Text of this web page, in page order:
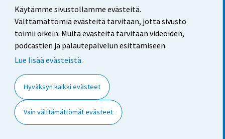
Käytämme sivustollamme evästeitä.
Välttämättömiä evästeitä tarvitaan, jotta sivusto
toimii oikein. Muita evästeitä tarvitaan videoiden,
podcastien ja palautepalvelun esittämiseen.
Lue lisää evästeistä.
Hyväksyn kaikki evästeet
Vain välttämättömät evästeet
Palaute
Käyttöehdot
Saavutettavuus
Tietoa sivustosta
Evästeasetukset